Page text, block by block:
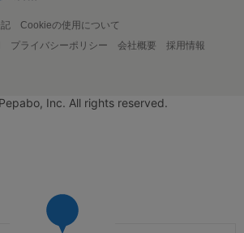
Cookieの使用について
プライバシーポリシー 会社概要
採用情報
Inc. All rights reserved.